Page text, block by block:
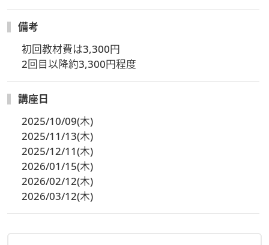
備考
初回教材費は3,300円
2回目以降約3,300円程度
講座日
2025/10/09(木)
2025/11/13(木)
2025/12/11(木)
2026/01/15(木)
2026/02/12(木)
2026/03/12(木)